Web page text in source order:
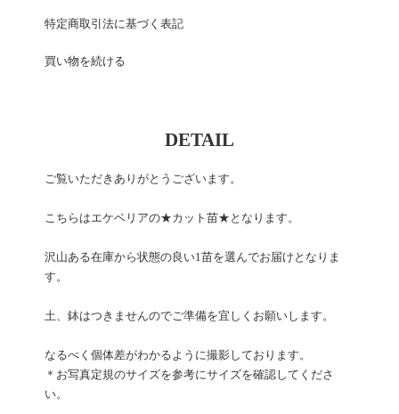
特定商取引法に基づく表記
買い物を続ける
DETAIL
ご覧いただきありがとうございます。
こちらはエケベリアの★カット苗★となります。
沢山ある在庫から状態の良い1苗を選んでお届けとなりま
す。
土、鉢はつきませんのでご準備を宜しくお願いします。
なるべく個体差がわかるように撮影しております。
＊お写真定規のサイズを参考にサイズを確認してくださ
い。